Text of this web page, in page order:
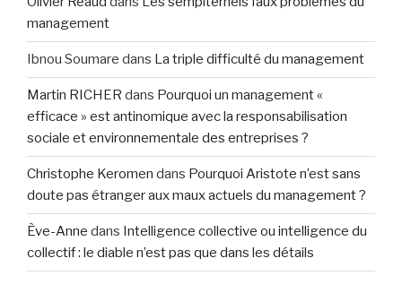
management
Ibnou Soumare dans La triple difficulté du management
Martin RICHER dans Pourquoi un management «
efficace » est antinomique avec la responsabilisation
sociale et environnementale des entreprises ?
Christophe Keromen dans Pourquoi Aristote n’est sans
doute pas étranger aux maux actuels du management ?
Ève-Anne dans Intelligence collective ou intelligence du
collectif : le diable n’est pas que dans les détails